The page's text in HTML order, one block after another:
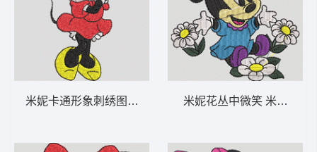
米妮卡通形象刺绣图案 米妮 39-DST格式米妮花丛中微笑 米妮 25-